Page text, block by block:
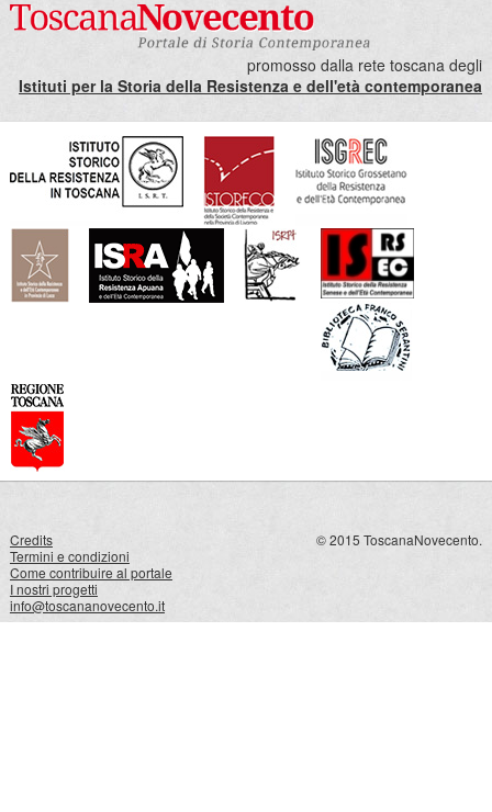
promosso dalla rete toscana degli
Istituti per la Storia della Resistenza e dell'età contemporanea
Credits
Termini e condizioni
Come contribuire al portale
I nostri progetti
info@toscananovecento.it
© 2015 ToscanaNovecento.